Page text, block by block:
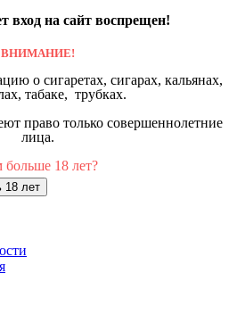
вход на сайт воспрещен!
ВНИМАНИЕ!
о сигаретах, сигарах, кальянах,
табаке, трубках.
право только совершеннолетние
лица.
больше 18 лет?
18 лет